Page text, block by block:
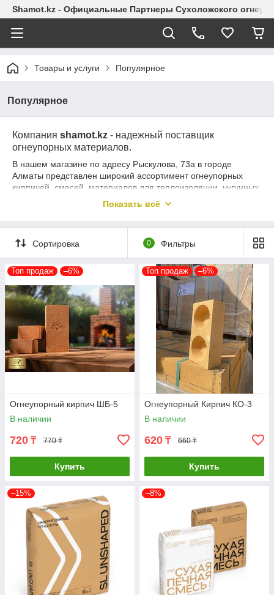
Shamot.kz - Официальные Партнеры Сухоложского
Товары и услуги Популярное
Популярное
Компания shamot.kz - надежный поставщик
огнеупорных материалов.
В нашем магазине по адресу Рыскулова, 73а в городе
Алматы представлен широкий ассортимент огнеупорных
кирпичей, смесей, материалов для теплоизоляции, чугунных
изделий ведущих производителей.
низкие цены.
Показать всё
Сортировка 0 Фильтры
Топ продаж –6%
Огнеупорный кирпич ШБ-5
В наличии
720 ₸ 770 ₸
Купить
Топ продаж –6%
Огнеупорный Кирпич КО-3
В наличии
620 ₸ 660 ₸
Купить
–15% –8%